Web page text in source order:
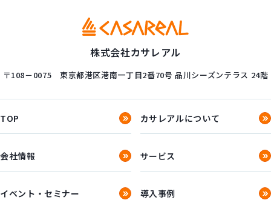
株式会社カサレアル
〒108－0075 東京都港区港南一丁目2番70号 品川シーズンテラス 24階
TOP カサレアルについて
会社情報 サービス
イベント・セミナー 導入事例